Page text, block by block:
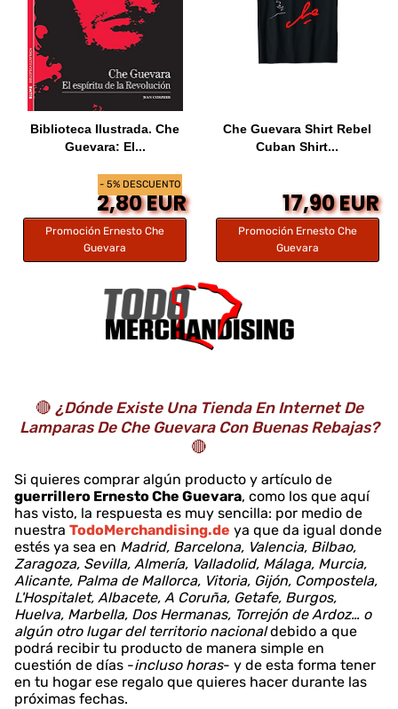
- 5% DESCUENTO
Biblioteca Ilustrada. Che
Guevara: El...
2,80 EUR
Promoción Ernesto Che
Guevara
Che Guevara Shirt Rebel
Cuban Shirt...
17,90 EUR
Promoción Ernesto Che
Guevara
🔴 ¿Dónde Existe Una Tienda En Internet De
Lamparas De Che Guevara Con Buenas Rebajas?
🔴
Si quieres comprar algún producto y artículo de
guerrillero Ernesto Che Guevara, como los que aquí
has visto, la respuesta es muy sencilla: por medio de
nuestra TodoMerchandising.de ya que da igual donde
estés ya sea en Madrid, Barcelona, Valencia, Bilbao,
Zaragoza, Sevilla, Almería, Valladolid, Málaga, Murcia,
Alicante, Palma de Mallorca, Vitoria, Gijón, Compostela,
L'Hospitalet, Albacete, A Coruña, Getafe, Burgos,
Huelva, Marbella, Dos Hermanas, Torrejón de Ardoz… o
algún otro lugar del territorio nacionaldebido a que
podrá recibir tu producto de manera simple en
cuestión de días -incluso horas- y de esta forma tener
en tu hogar ese regalo que quieres hacer durante las
próximas fechas.